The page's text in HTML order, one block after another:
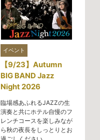
イベント
【9/23】Autumn
BIG BAND Jazz
Night 2026
臨場感あふれるJAZZの生
演奏と共にホテル自慢のフ
レンチコースを楽しみなが
ら秋の夜長をしっとりとお